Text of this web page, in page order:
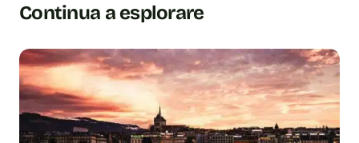
Continua a esplorare